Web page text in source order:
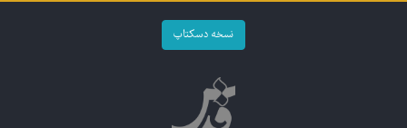
نسخه دسکتاپ